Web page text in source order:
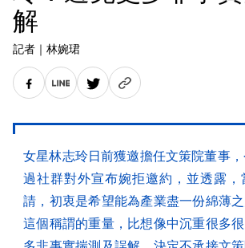
解
記者 ｜ 林婉珺
女星林志玲日前獲邀擔任文策院董事
過社群對外宣布婉拒邀約，並透露，
請，初衷是希望能為產業盡一份綿薄
這個稱謂的重量，比想像中沉重很多